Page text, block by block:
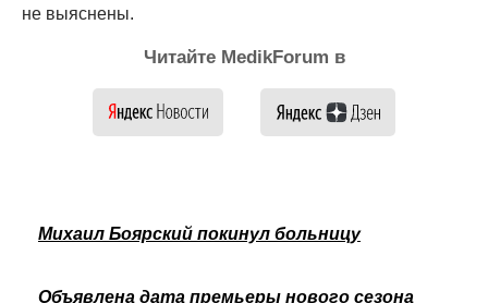
не выяснены.
Читайте MedikForum в
Михаил Боярский покинул больницу
Объявлена дата премьеры нового сезона